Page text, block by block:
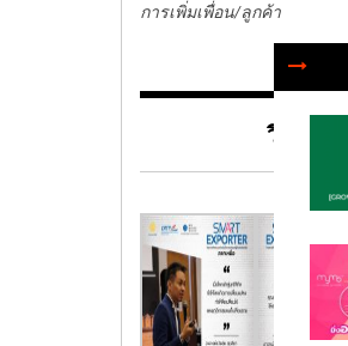
การเพิ่มเพื่อน/ลูกค้า
วิทยาการ